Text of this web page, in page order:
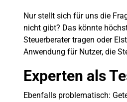
Nur stellt sich für uns die
nicht gibt? Das könnte
Steuerberater tragen oder
Anwendung für Nutzer, die
Experten als
Ebenfalls problematisch: